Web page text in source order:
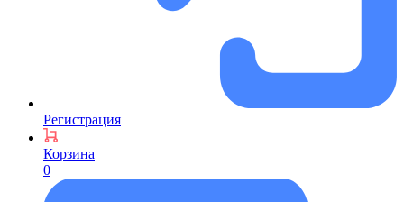
Регистрация
Корзина
0